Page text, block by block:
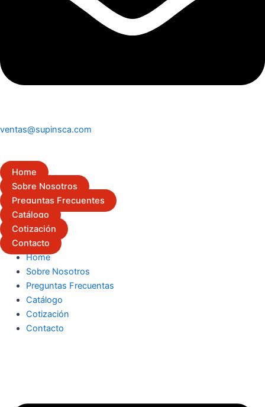
ventas@supinsca.com
Home
Sobre Nosotros
Preguntas Frecuentes
Catálogo
Cotización
Contacto
Home
Sobre Nosotros
Preguntas Frecuentas
Catálogo
Cotización
Contacto